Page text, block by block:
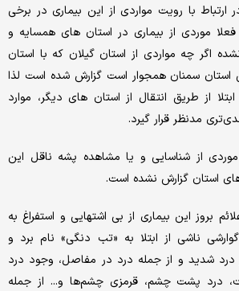
با رویت مواردی از این بیماری در برخی
موردی از بیماری در استان های همسایه و
اگر چه مواردی از استان گیلان که با استان
استان سمنان همجوار است گزارش شده است لذا
از طریق انتقال از استان های دیگر، موارد
مدنظر قرار گیرد.
از شناسایی و یا مشاهده پشه ناقل این
استان گزارش نشده است.
بروز این بیماری از بی اشتهایی و استفراغ به
ناشی از ابتلا به «تب‌ دنگی» نام برد و
شدید و از جمله درد در مفاصل، وجود درد
درد پشت چشم، قرمزی چشم‌ها و... از جمله